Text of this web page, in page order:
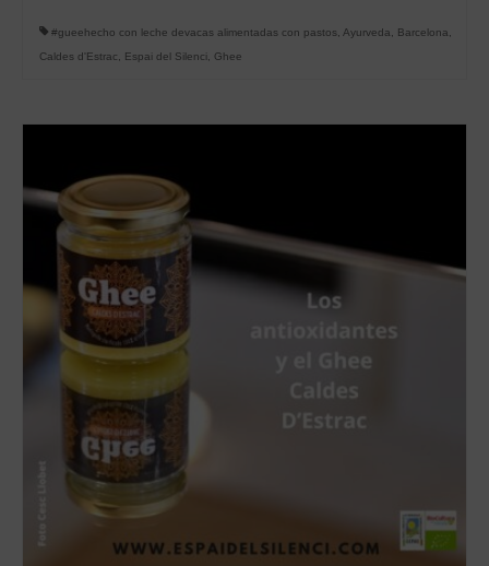
#gueehecho con leche devacas alimentadas con pastos Ayurveda Barcelona
Caldes d'Estrac
Espai del Silenci Ghee